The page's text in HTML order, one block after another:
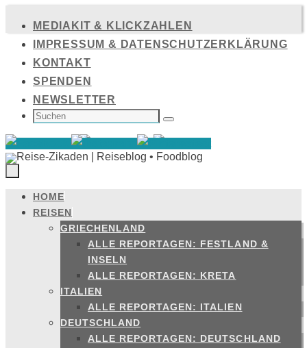
Inhalt
springen
MEDIAKIT & KLICKZAHLEN
IMPRESSUM & DATENSCHUTZERKLÄRUNG
KONTAKT
SPENDEN
NEWSLETTER
SUCHEN
NACH: Suchen
Zum
Inhalt
springen
HOME
REISEN
GRIECHENLAND
ALLE REPORTAGEN: FESTLAND &
INSELN
ALLE REPORTAGEN: KRETA
ITALIEN
ALLE REPORTAGEN: ITALIEN
DEUTSCHLAND
ALLE REPORTAGEN: DEUTSCHLAND